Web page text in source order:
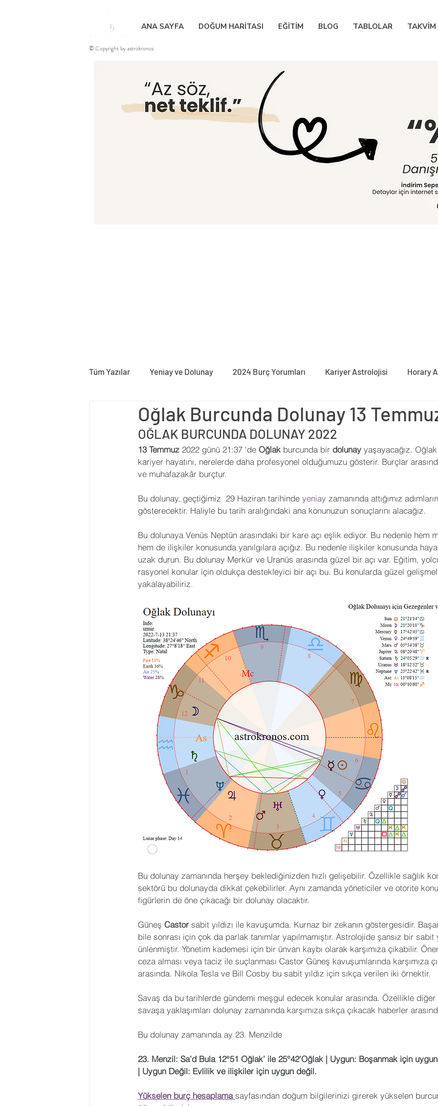
ANA SAYFA DOĞUM HARİTASI EĞİTİM BLOG TABLOLAR TAKVİM
© Copyright by astrokronos
Tüm Yazılar Yeniay ve Dolunay 2024 Burç Yorumları Kariyer Astrolojisi Horary
Doğum Haritası Rektifikasyon İlişki Astrolojisi Burçlar Pratik Astroloji
Astroloji Eğitimi 2023 Burç Yorumları Sinema Futbol KronosTakvim
Geleneksel Astroloji
Oğlak Burcunda Dolunay 13
OĞLAK BURCUNDA DOLUNAY 2022
13 Temmuz 2022 günü 21:37 'de Oğlak burcunda bir dolunay yaşayacağız.
kariyer hayatını, nerelerde daha profesyonel olduğumuzu gösterir. Burçlar
ve muhafazakâr burçtur.
Bu dolunay, geçtiğimiz  29 Haziran tarihinde yeniay zamanında attığımız
gösterecektir. Haliyle bu tarih aralığındaki ana konunuzun sonuçlarını alacağız.
Bu dolunaya Venüs Neptün arasındaki bir kare açı eşlik ediyor. Bu nedenle hem
hem de ilişkiler konusunda yanılgılara açığız. Bu nedenle ilişkiler konusunda
uzak durun. Bu dolunay Merkür ve Uranüs arasında güzel bir açı var. Eğitim,
rasyonel konular için oldukça destekleyici bir açı bu. Bu konularda güzel
yakalayabiliriz.
Bu dolunay zamanında herşey beklediğinizden hızlı gelişebilir. Özellikle sağlık
sektörü bu dolunayda dikkat çekebilirler. Aynı zamanda yöneticiler ve otorite
figürlerin de öne çıkacağı bir dolunay olacaktır.
Güneş Castor sabit yıldızı ile kavuşumda. Kurnaz bir zekanın göstergesidir.
bile sonrası için çok da parlak tanımlar yapılmamıştır. Astrolojide şansız bir sabit
ünlenmiştir. Yönetim kademesi için bir ünvan kaybı olarak karşımıza çıkabilir.
ceza alması veya taciz ile suçlanması Castor Güneş kavuşumlarında karşımıza
arasında. Nikola Tesla ve Bill Cosby bu sabit yıldız için sıkça verilen iki örnektir.
Savaş da bu tarihlerde gündemi meşgul edecek konular arasında. Özellikle
savaşa yaklaşımları dolunay zamanında karşımıza sıkça çıkacak haberler
Bu dolunay zamanında ay 23. Menzilde
23. Menzil: Sa’d Bula 12°51 Oğlak’ ile 25°42'Oğlak | Uygun: Boşanmak için
| Uygun Değil: Evlilik ve ilişkiler için uygun değil.
Yükselen burç hesaplama sayfasından doğum bilgilerinizi girerek yükselen